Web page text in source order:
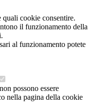
quali cookie consentire.
il funzionamento della
al funzionamento potete
possono essere
nella pagina della cookie